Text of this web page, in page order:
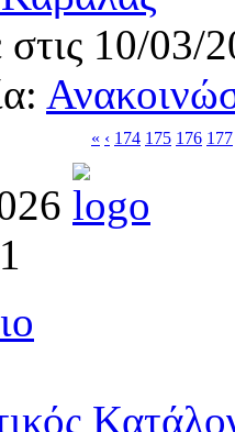
στις 10/03/
« ‹ 174 175 176 177